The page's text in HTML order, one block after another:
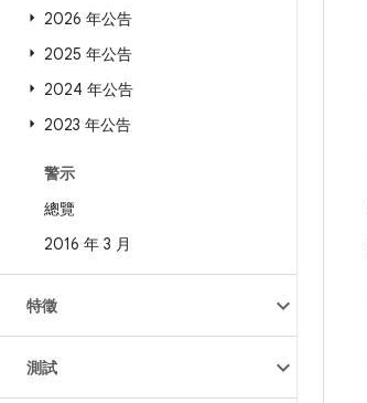
2026 年公告
2025 年公告
2024 年公告
2023 年公告
警示
總覽
2016 年 3 月
特徵
測試